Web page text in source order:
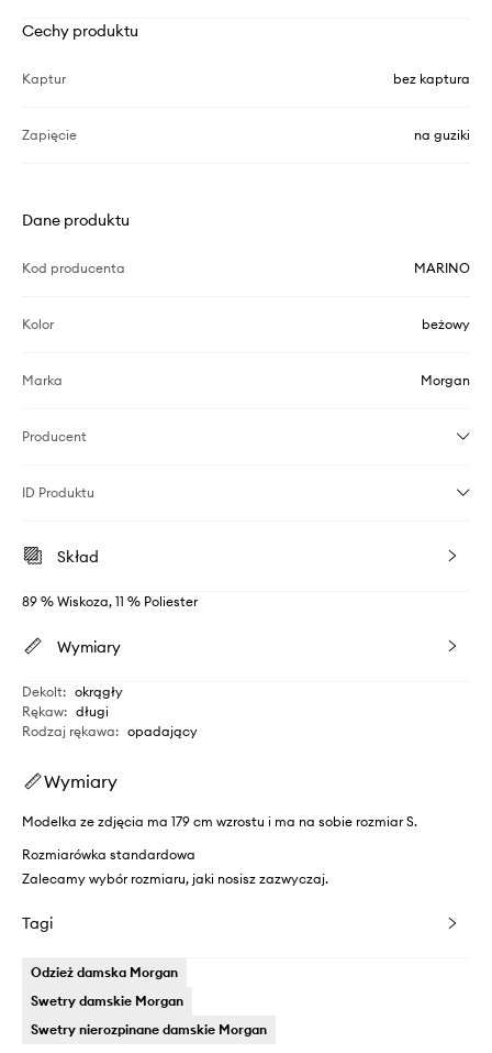
Cechy produktu
Kaptur bez kaptura
Zapięcie na guziki
Dane produktu
Kod producenta MARINO
Kolor beżowy
Marka Morgan
Producent
ID Produktu
Skład
89 % Wiskoza, 11 % Poliester
Wymiary
Dekolt: okrągły
Rękaw: długi
Rodzaj rękawa: opadający
Wymiary
Modelka ze zdjęcia ma 179 cm wzrostu i ma na sobie rozmiar S.
Rozmiarówka standardowa
Zalecamy wybór rozmiaru, jaki nosisz zazwyczaj.
Tagi
Odzież damska Morgan
Swetry damskie Morgan
Swetry nierozpinane damskie Morgan